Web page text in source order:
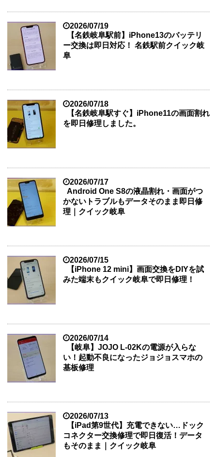
2026/07/19
【名鉄岐阜駅前】iPhone13のバッテリ
ー交換は即日対応！ 名鉄駅前クイック岐
阜
2026/07/18
【名鉄岐阜駅すぐ】iPhone11の画面割れ
を即日修理しました。
2026/07/17
Android One S8の液晶割れ・画面がつ
かないトラブルもデータそのまま即日修
理｜クイック岐阜
2026/07/15
【iPhone 12 mini】画面交換をDIYを試
みた端末もクイック岐阜で即日修理！
2026/07/14
【岐阜】JOJO L-02Kの電源が入らな
い！起動不良になったジョジョスマホの
基板修理
2026/07/13
【iPad第9世代】充電できない…ドック
コネクター交換修理で即日復活！データ
もそのまま｜クイック岐阜